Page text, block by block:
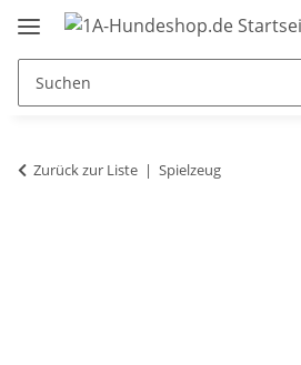
Zurück zur Liste Spielzeug